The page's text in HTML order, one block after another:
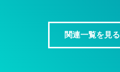
関連一覧を見る